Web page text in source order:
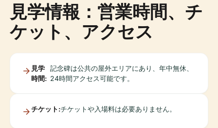
見学情報：営業時間、チ
ケット、アクセス
見学
時間:
記念碑は公共の屋外エリアにあり、年中無休、
24時間アクセス可能です。
チケット:チケットや入場料は必要ありません。